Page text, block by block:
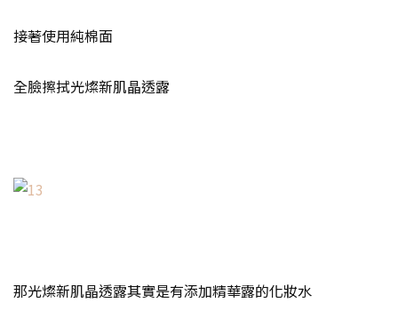
接著使用純棉面
全臉擦拭光燦新肌晶透露
那光燦新肌晶透露其實是有添加精華露的化妝水